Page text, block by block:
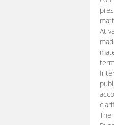
At
The